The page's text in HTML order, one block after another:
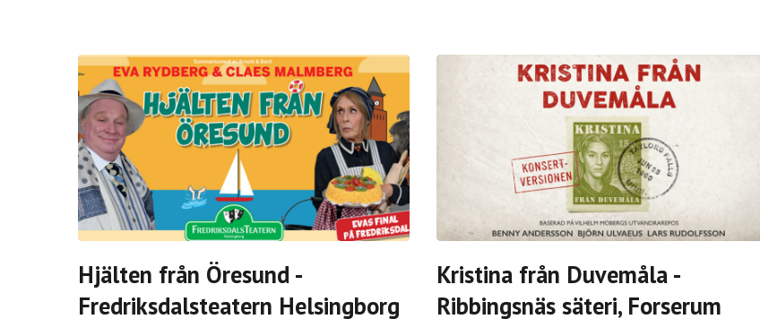
Hjälten från Öresund -
Fredriksdalsteatern Helsingborg
Kristina från Duvemåla -
Ribbingsnäs säteri, Forserum